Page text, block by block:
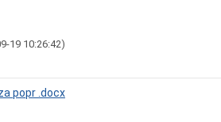
19 10:26:42)
popr .docx